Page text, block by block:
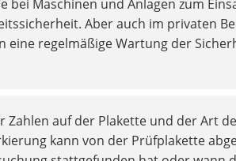
Maschinen und Anlagen zum
Aber auch im privaten
eine regelmäßige Wartung der
Zahlen auf der Plakette und der Art
kann von der Prüfplakette